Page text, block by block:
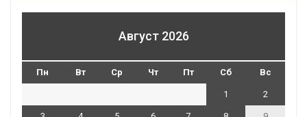
Август 2026
Пн Вт Ср Чт Пт Сб Вс
1 2